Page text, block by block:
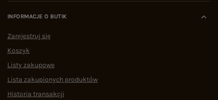
INFORMACJE O BUTIK
Zarejestruj się
Koszyk
Listy zakupowe
Lista zakupionych produktów
Historia transakcji